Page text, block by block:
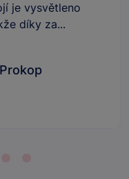
je vysvětleno
díky za...